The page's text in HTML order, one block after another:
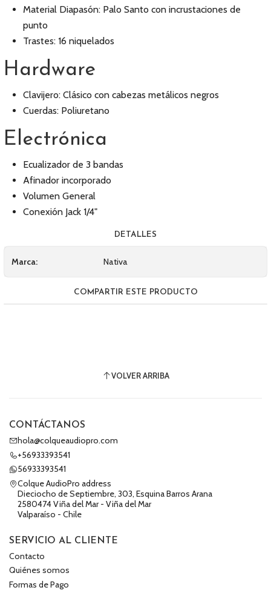
Material Diapasón: Palo Santo con incrustaciones de
punto
Trastes: 16 niquelados
Hardware
Clavijero: Clásico con cabezas metálicos negros
Cuerdas: Poliuretano
Electrónica
Ecualizador de 3 bandas
Afinador incorporado
Volumen General
Conexión Jack 1/4"
DETALLES
Marca: Nativa
COMPARTIR ESTE PRODUCTO
VOLVER ARRIBA
CONTÁCTANOS
hola@colqueaudiopro.com
+56933393541
56933393541
Colque AudioPro address
Dieciocho de Septiembre, 303, Esquina Barros Arana
2580474 Viña del Mar - Viña del Mar
Valparaíso - Chile
SERVICIO AL CLIENTE
Contacto
Quiénes somos
Formas de Pago